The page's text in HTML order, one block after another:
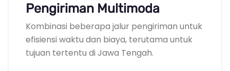
Pengiriman Multimoda
Kombinasi beberapa jalur pengiriman untuk
efisiensi waktu dan biaya, terutama untuk
tujuan tertentu di Jawa Tengah.